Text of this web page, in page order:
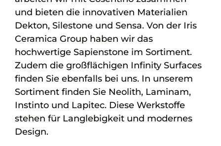
und bieten die innovativen Materialien
Dekton, Silestone und Sensa. Von der Iris
Ceramica Group haben wir das
hochwertige Sapienstone im Sortiment.
Zudem die großflächigen Infinity Surfaces
finden Sie ebenfalls bei uns. In unserem
Sortiment finden Sie Neolith, Laminam,
Instinto und Lapitec. Diese Werkstoffe
stehen für Langlebigkeit und modernes
Design.